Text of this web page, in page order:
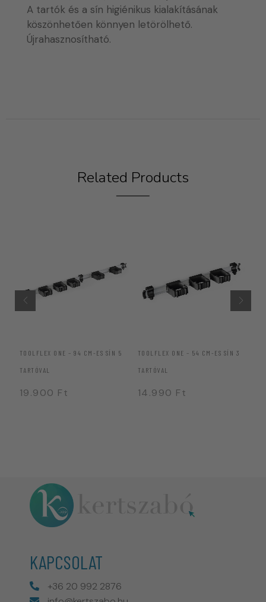
A tartók és a sín higiénikus kialakításának
köszönhetően könnyen letörölhető.
Újrahasznosítható.
Related Products
TOOLFLEX ONE – 94 CM-ES SÍN 5
TARTÓVAL
19.900 Ft
TOOLFLEX ONE – 54 CM-ES SÍN 3
TARTÓVAL
14.990 Ft
KAPCSOLAT
+36 20 992 2876